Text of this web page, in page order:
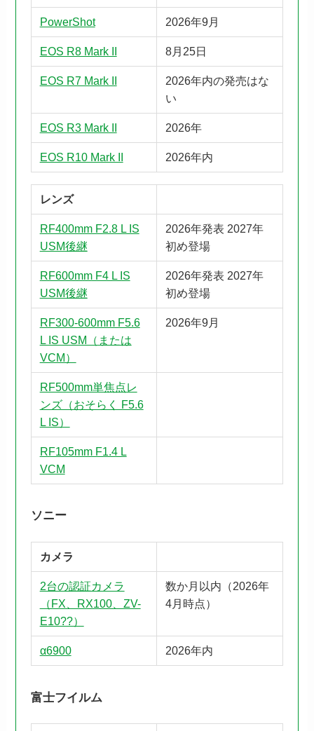
PowerShot 2026年9月
EOS R8 Mark II 8月25日
EOS R7 Mark II
2026年内の発売はな
い
EOS R3 Mark II 2026年
EOS R10 Mark II 2026年内
レンズ
RF400mm F2.8 L IS
USM後継
2026年発表 2027年
初め登場
RF600mm F4 L IS
USM後継
2026年発表 2027年
初め登場
RF300-600mm F5.6
L IS USM（または
VCM）
2026年9月
RF500mm単焦点レ
ンズ（おそらく F5.6
L IS）
RF105mm F1.4 L
VCM
ソニー
カメラ
2台の認証カメラ
（FX、RX100、ZV-
E10??）
数か月以内（2026年
4月時点）
α6900 2026年内
富士フイルム